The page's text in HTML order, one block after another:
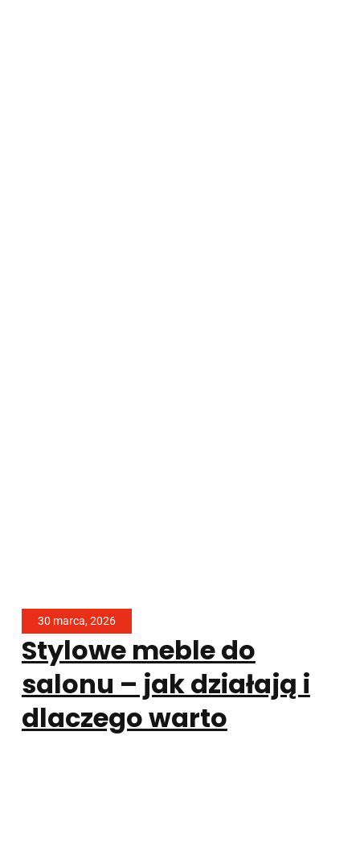
30 marca, 2026
Stylowe meble do
salonu – jak działają i
dlaczego warto